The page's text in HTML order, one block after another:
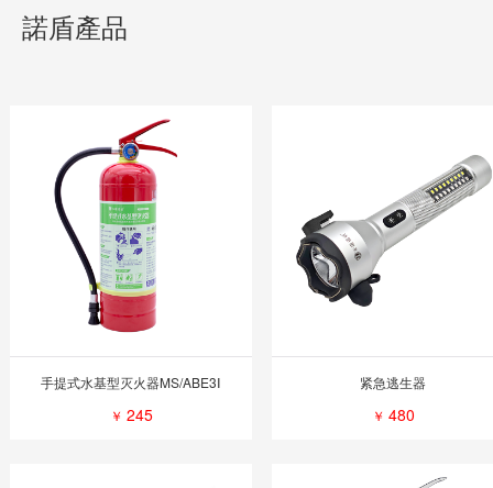
諾盾產品
手提式水基型灭火器MS/ABE3Ⅰ
￥ 245
紧急逃生器
￥ 480